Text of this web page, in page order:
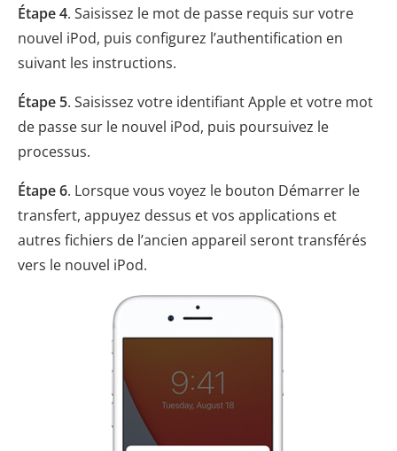
Étape 4. Saisissez le mot de passe requis sur votre
nouvel iPod, puis configurez l’authentification en
suivant les instructions.
Étape 5. Saisissez votre identifiant Apple et votre mot
de passe sur le nouvel iPod, puis poursuivez le
processus.
Étape 6. Lorsque vous voyez le bouton Démarrer le
transfert, appuyez dessus et vos applications et
autres fichiers de l’ancien appareil seront transférés
vers le nouvel iPod.